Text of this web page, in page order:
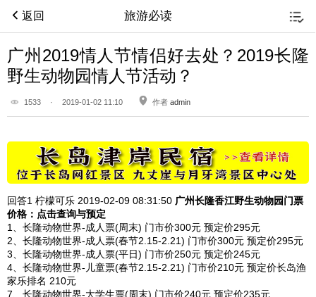
返回 旅游必读
广州2019情人节情侣好去处？2019长隆
野生动物园情人节活动？
1533 · 2019-01-02 11:10 作者 admin
回答1 柠檬可乐 2019-02-09 08:31:50 广州长隆香江野生动物园门票
价格：点击查询与预定
1、长隆动物世界-成人票(周末) 门市价300元 预定价295元
2、长隆动物世界-成人票(春节2.15-2.21) 门市价300元 预定价295元
3、长隆动物世界-成人票(平日) 门市价250元 预定价245元
4、长隆动物世界-儿童票(春节2.15-2.21) 门市价210元 预定价长岛渔
家乐排名 210元
7、长隆动物世界-大学生票(周末) 门市价240元 预定价235元